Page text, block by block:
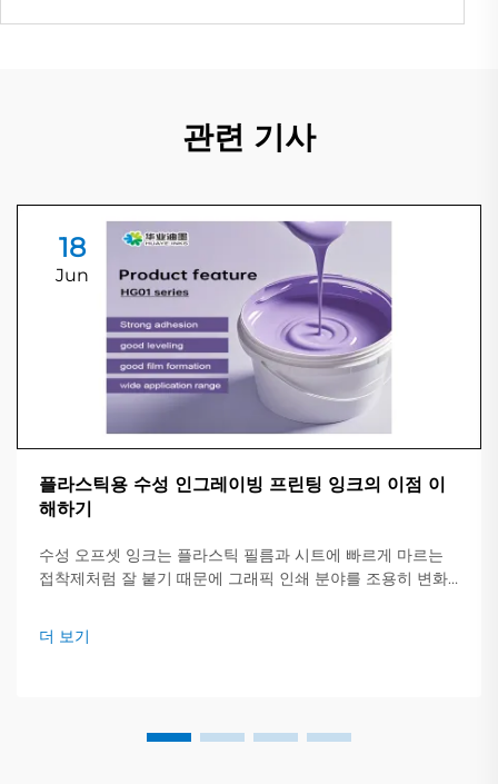
관련 기사
18
Jun
플라스틱용 수성 인그레이빙 프린팅 잉크의 이점 이
해하기
수성 오프셋 잉크는 플라스틱 필름과 시트에 빠르게 마르는
접착제처럼 잘 붙기 때문에 그래픽 인쇄 분야를 조용히 변화
구성되어 있어 프레스가 작업을 더 빠르게 처리하고 비용을
절감할 수 있습니다.
더 보기